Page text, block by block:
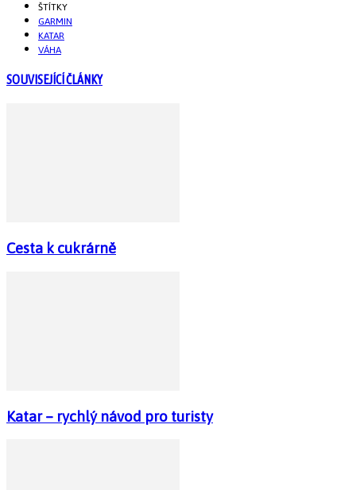
ŠTÍTKY
GARMIN
KATAR
VÁHA
SOUVISEJÍCÍ ČLÁNKY
Cesta k cukrárně
Katar – rychlý návod pro turisty